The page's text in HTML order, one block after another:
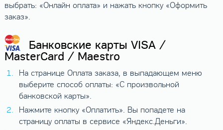
выбрать: «Онлайн оплата» и нажать кнопку «Оформить
заказ».
Банковские карты VISA /
MasterCard / Maestro
На странице Оплата заказа, в выпадающем меню
выберите способ оплаты: «С произвольной
банковской карты».
Нажмите кнопку «Оплатить». Вы попадете на
страницу оплаты в сервисе «Яндекс.Деньги».